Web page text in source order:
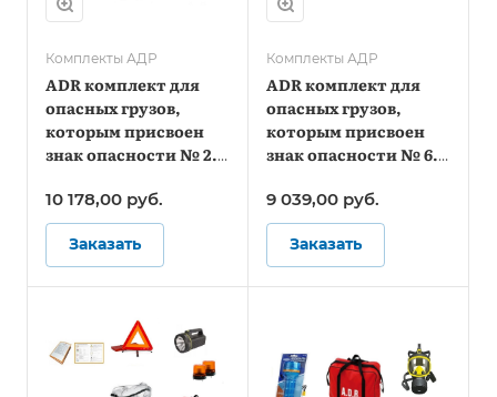
Комплекты АДР
ADR комплект для
опасных грузов,
которым присвоен
знак опасности № 2.3
018/2011)
10 178,00 руб.
Заказать
Комплекты АДР
ADR комплект для
опасных грузов,
которым присвоен
знак опасности № 6.1
9 039,00 руб.
Заказать